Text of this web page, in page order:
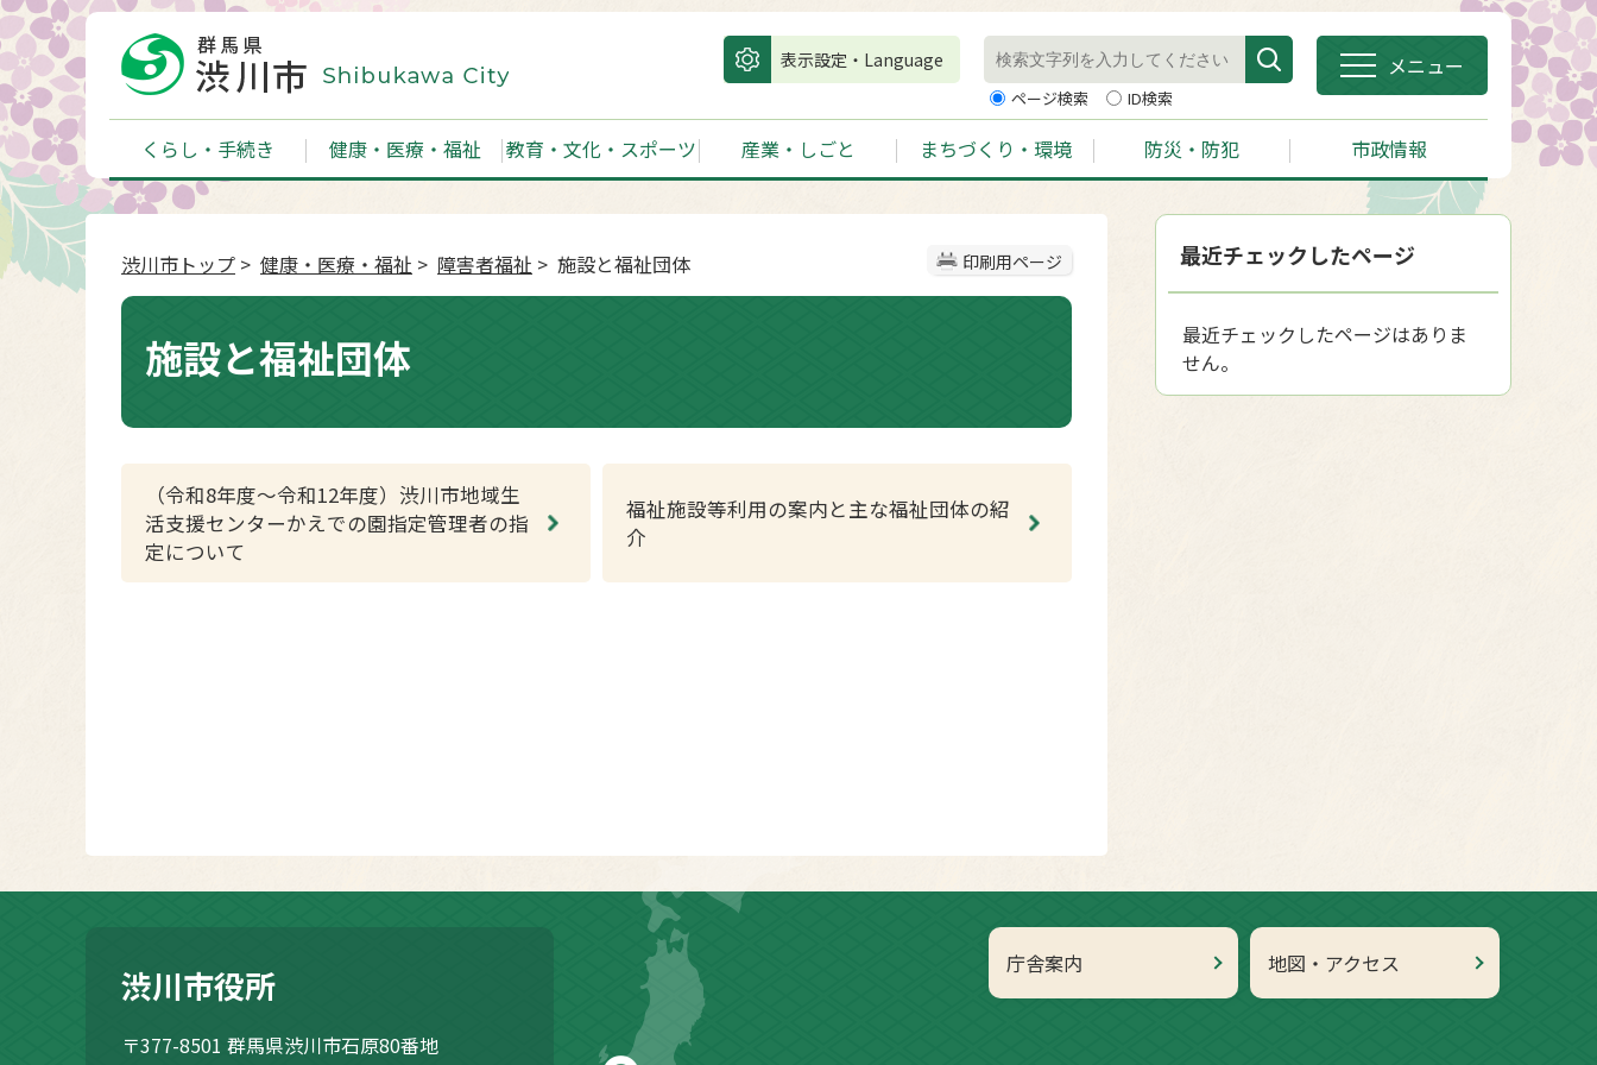
表示設定・Language
ページ検索 ID検索
メニュー
くらし・手続き 健康・医療・福祉 教育・文化・スポーツ 産業・しごと まちづくり・環境 防災・防犯 市政情報
印刷用ページ
渋川市トップ > 健康・医療・福祉 > 障害者福祉 > 施設と福祉団体
施設と福祉団体
（令和8年度～令和12年度）渋川市地域生
活支援センターかえでの園指定管理者の指
定について
福祉施設等利用の案内と主な福祉団体の紹
介
最近チェックしたページ
最近チェックしたページはありま
せん。
庁舎案内 地図・アクセス
渋川市役所
〒377-8501 群馬県渋川市石原80番地